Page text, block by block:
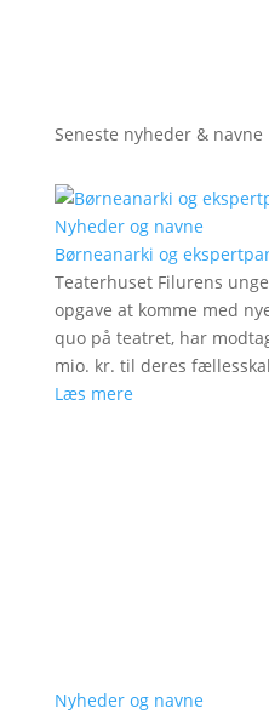
Seneste nyheder & navne
Nyheder og navne
Børneanarki og
Teaterhuset Filurens
opgave at komme med
quo på teatret, har
mio. kr. til deres
Læs mere
Nyheder og navne